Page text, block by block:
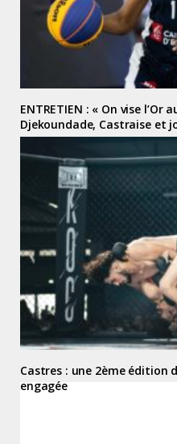
ENTRETIEN : « On vise l’Or
Djekoundade, Castraise et
Castres : une 2ème édition
engagée